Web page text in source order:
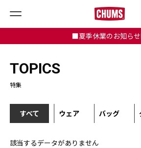
■夏季休業のお知ら
TOPICS
特集
すべて ウェア バッグ
該当するデータがありません